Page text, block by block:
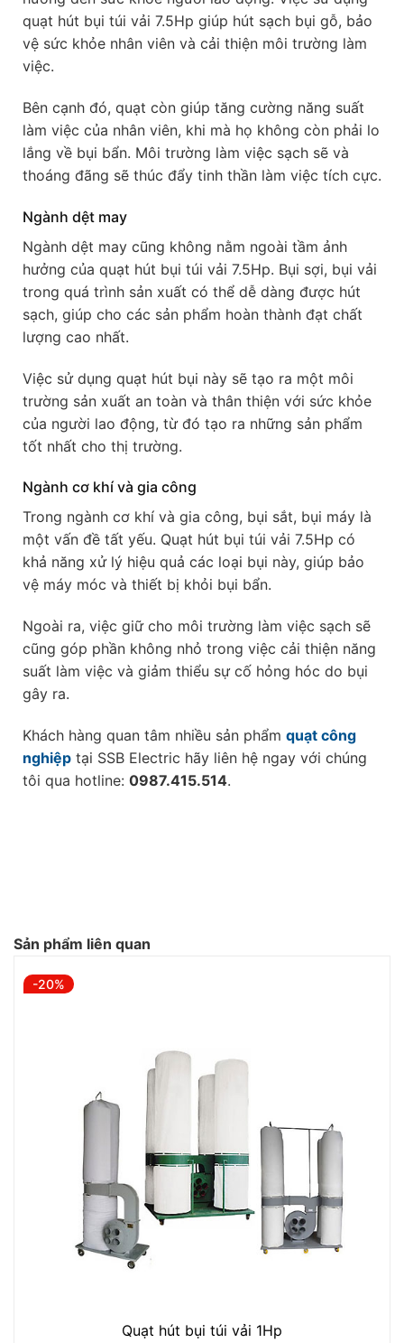
quạt hút bụi túi vải 7.5Hp giúp hút sạch bụi gỗ, bảo
vệ sức khỏe nhân viên và cải thiện môi trường làm
việc.
Bên cạnh đó, quạt còn giúp tăng cường năng suất
làm việc của nhân viên, khi mà họ không còn phải lo
lắng về bụi bẩn. Môi trường làm việc sạch sẽ và
thoáng đãng sẽ thúc đẩy tinh thần làm việc tích cực.
Ngành dệt may
Ngành dệt may cũng không nằm ngoài tầm ảnh
hưởng của quạt hút bụi túi vải 7.5Hp. Bụi sợi, bụi vải
trong quá trình sản xuất có thể dễ dàng được hút
sạch, giúp cho các sản phẩm hoàn thành đạt chất
lượng cao nhất.
Việc sử dụng quạt hút bụi này sẽ tạo ra một môi
trường sản xuất an toàn và thân thiện với sức khỏe
của người lao động, từ đó tạo ra những sản phẩm
tốt nhất cho thị trường.
Ngành cơ khí và gia công
Trong ngành cơ khí và gia công, bụi sắt, bụi máy là
một vấn đề tất yếu. Quạt hút bụi túi vải 7.5Hp có
khả năng xử lý hiệu quả các loại bụi này, giúp bảo
vệ máy móc và thiết bị khỏi bụi bẩn.
Ngoài ra, việc giữ cho môi trường làm việc sạch sẽ
cũng góp phần không nhỏ trong việc cải thiện năng
suất làm việc và giảm thiểu sự cố hỏng hóc do bụi
gây ra.
Khách hàng quan tâm nhiều sản phẩm quạt công
nghiệp tại SSB Electric hãy liên hệ ngay với chúng
tôi qua hotline: 0987.415.514.
Sản phẩm liên quan
-20%
Quạt hút bụi túi vải 1Hp